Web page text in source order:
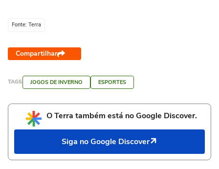
Fonte: Terra
Compartilhar
TAGS JOGOS DE INVERNO ESPORTES
O Terra também está no Google Discover.
Siga no Google Discover